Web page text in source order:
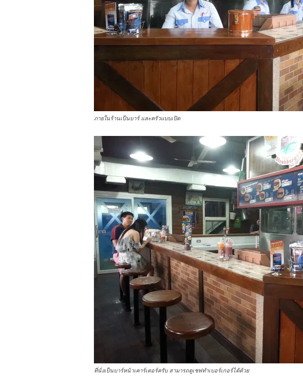
ภายในร้านเป็นบาร์ และครัวแบบเปิด
ที่นั่งเป็นบาร์หน้าเคาร์เตอร์ครับ สามารถดูเชฟทำเบอร์เกอร์ได้ด้วย